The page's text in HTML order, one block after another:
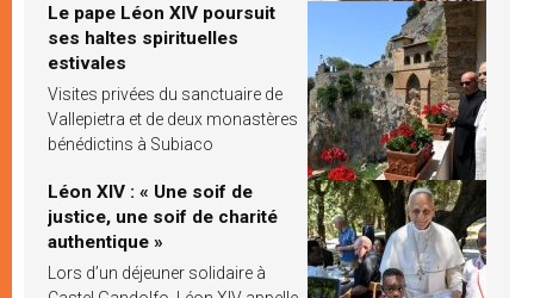
Le pape Léon XIV poursuit
ses haltes spirituelles
estivales
Visites privées du sanctuaire de
Vallepietra et de deux monastères
bénédictins à Subiaco
Léon XIV : « Une soif de
justice, une soif de charité
authentique »
Lors d’un déjeuner solidaire à